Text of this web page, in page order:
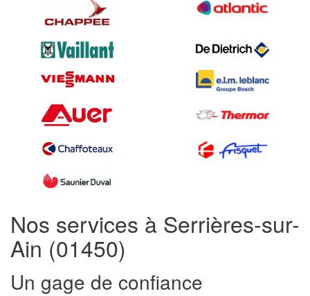
Nos services à Serrières-sur-
Ain (01450)
Un gage de confiance